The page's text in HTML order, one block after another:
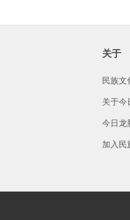
关于
民族文
关于今
今日龙
加入民